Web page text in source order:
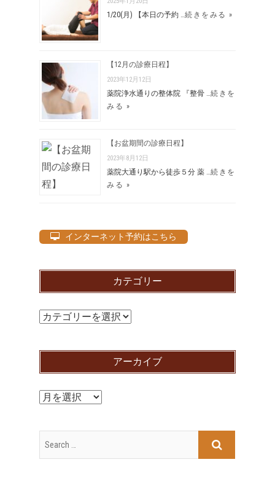
1/20(月) 【本日の予約 …続きをみる »
【12月の診療日程】
2023年12月12日
薬院浄水通りの整体院 『整骨 …続きを
みる »
【お盆期間の診療日程】
2023年8月12日
薬院大通り駅から徒歩５分 薬 …続きを
みる »
インターネット予約はこちら
カテゴリー
カ
ゴ
アーカイブ
ア
カ
イ